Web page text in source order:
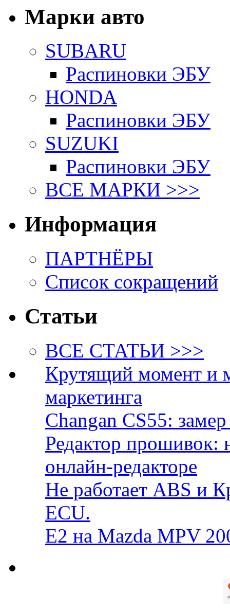
Марки авто
SUBARU
Распиновки ЭБУ
HONDA
Распиновки ЭБУ
SUZUKI
Распиновки ЭБУ
ВСЕ МАРКИ >>>
Информация
ПАРТНЁРЫ
Список сокращений
Статьи
ВСЕ СТАТЬИ >>>
Крутящий момент и
маркетинга
Changan CS55:
Редактор прошивок:
онлайн-редакторе
Не работает ABS и
ECU.
E2 на Mazda MPV